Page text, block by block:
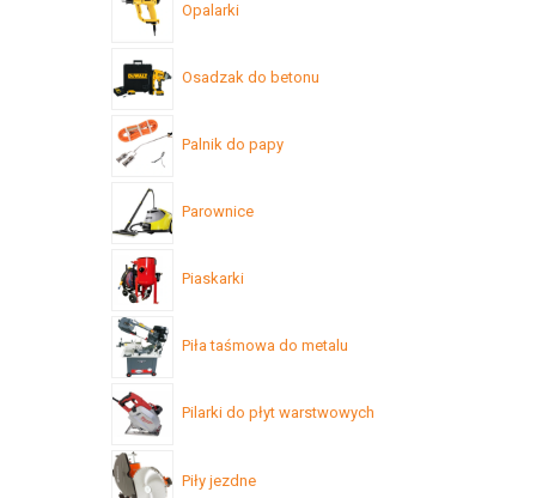
Opalarki
Osadzak do betonu
Palnik do papy
Parownice
Piaskarki
Piła taśmowa do metalu
Pilarki do płyt warstwowych
Piły jezdne